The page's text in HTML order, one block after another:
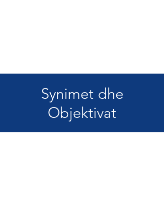
Synimet dhe
Objektivat